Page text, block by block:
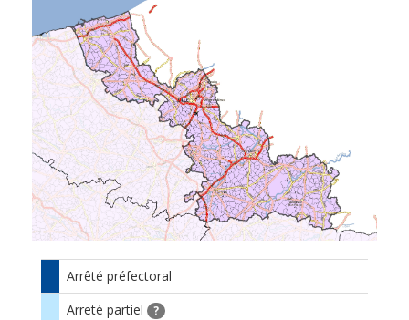
Arrêté préfectoral
Arreté partiel
?